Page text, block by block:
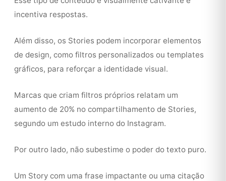
incentiva respostas.
Além disso, os Stories podem incorporar elementos
de design, como filtros personalizados ou templates
gráficos, para reforçar a identidade visual.
Marcas que criam filtros próprios relatam um
aumento de 20% no compartilhamento de Stories,
segundo um estudo interno do Instagram.
Por outro lado, não subestime o poder do texto puro.
Um Story com uma frase impactante ou uma citação